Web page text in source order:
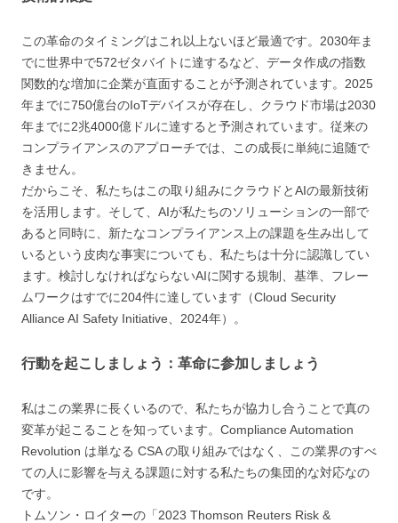
この革命のタイミングはこれ以上ないほど最適です。2030年ま
でに世界中で572ゼタバイトに達するなど、データ作成の指数
関数的な増加に企業が直面することが予測されています。2025
年までに750億台のIoTデバイスが存在し、クラウド市場は2030
年までに2兆4000億ドルに達すると予測されています。従来の
コンプライアンスのアプローチでは、この成長に単純に追随で
きません。
だからこそ、私たちはこの取り組みにクラウドとAIの最新技術
を活用します。そして、AIが私たちのソリューションの一部で
あると同時に、新たなコンプライアンス上の課題を生み出して
いるという皮肉な事実についても、私たちは十分に認識してい
ます。検討しなければならないAIに関する規制、基準、フレー
ムワークはすでに204件に達しています（Cloud Security
Alliance AI Safety Initiative、2024年）。
行動を起こしましょう：革命に参加しましょう
私はこの業界に長くいるので、私たちが協力し合うことで真の
変革が起こることを知っています。Compliance Automation
Revolution は単なる CSA の取り組みではなく、この業界のすべ
ての人に影響を与える課題に対する私たちの集団的な対応なの
です。
トムソン・ロイターの「2023 Thomson Reuters Risk &